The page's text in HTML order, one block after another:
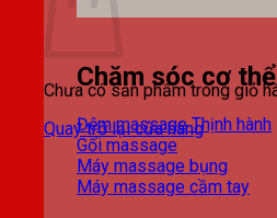
Chưa có sản phẩm trong giỏ
Quay trở lại cửa hàng
Chăm sóc cơ thể
Đệm massage
Gối massage
Máy massage bụng
Máy massage cầm tay